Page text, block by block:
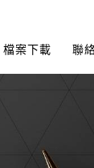
檔案下載 聯